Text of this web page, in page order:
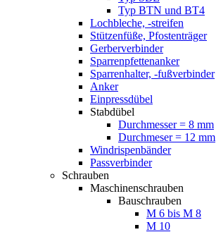
Typ BTN und BT4
Lochbleche, -streifen
Stützenfüße, Pfostenträger
Gerberverbinder
Sparrenpfettenanker
Sparrenhalter, -fußverbinder
Anker
Einpressdübel
Stabdübel
Durchmesser = 8 mm
Durchmeser = 12 mm
Windrispenbänder
Passverbinder
Schrauben
Maschinenschrauben
Bauschrauben
M 6 bis M 8
M 10